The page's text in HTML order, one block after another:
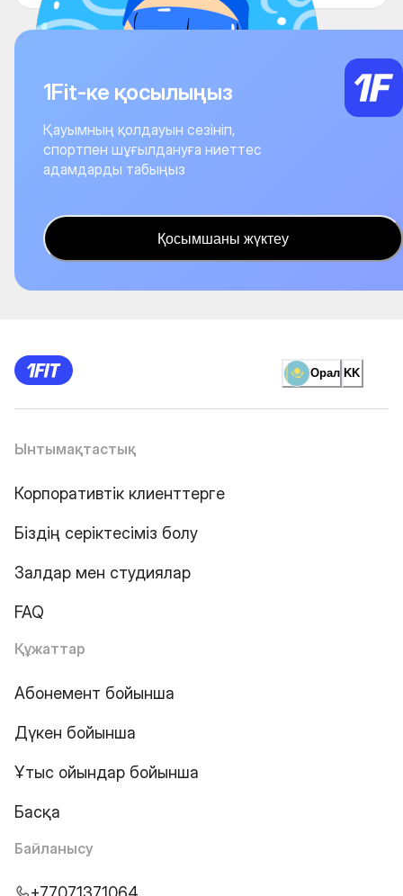
1Fit-ке қосылыңыз
Қауымның қолдауын сезініп,
спортпен шұғылдануға ниеттес
адамдарды табыңыз
Қосымшаны жүктеу
Орал KK
Ынтымақтастық
Корпоративтік клиенттерге
Біздің серіктесіміз болу
Залдар мен студиялар
FAQ
Құжаттар
Абонемент бойынша
Дүкен бойынша
Ұтыс ойындар бойынша
Басқа
Байланысу